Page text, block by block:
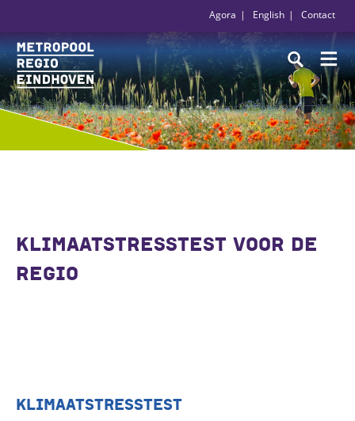
Agora English Contact
KLIMAATSTRESSTEST VOOR DE
REGIO
KLIMAATSTRESSTEST